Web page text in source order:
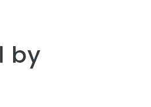
by